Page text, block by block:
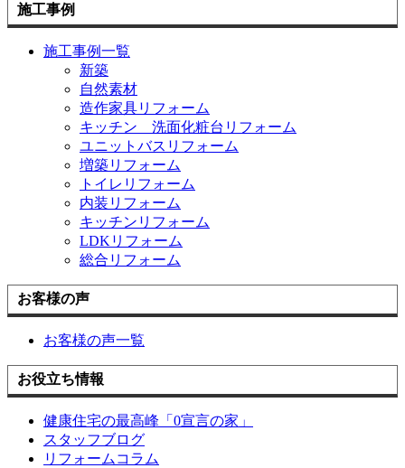
施工事例
施工事例一覧
新築
自然素材
造作家具リフォーム
キッチン 洗面化粧台リフォーム
ユニットバスリフォーム
増築リフォーム
トイレリフォーム
内装リフォーム
キッチンリフォーム
LDKリフォーム
総合リフォーム
お客様の声
お客様の声一覧
お役立ち情報
健康住宅の最高峰「0宣言の家」
スタッフブログ
リフォームコラム